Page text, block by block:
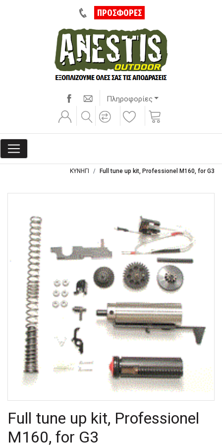
ΠΡΟΣΦΟΡΕΣ
Πληροφορίες
ΚΥΝΗΓΙ Full tune up kit, Professionel M160, for G3
Full tune up kit, Professionel
M160, for G3